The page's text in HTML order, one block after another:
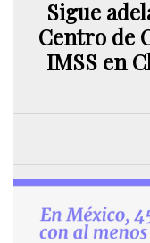
Sigue
Centro de
IMSS en